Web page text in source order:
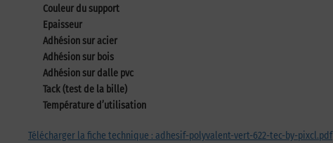
Couleur du support
Epaisseur
Adhésion sur acier
Adhésion sur bois
Adhésion sur dalle pvc
Tack (test de la bille)
Température d’utilisation
Télécharger la fiche technique : adhesif-polyvalent-vert-622-tec-by-pixcl.pdf